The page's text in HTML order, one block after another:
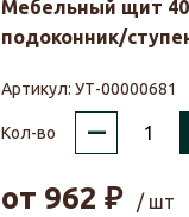
Мебельный щит
подоконник/
Артикул: УТ-00000681
Кол-во –
от 962 ₽
/ шт